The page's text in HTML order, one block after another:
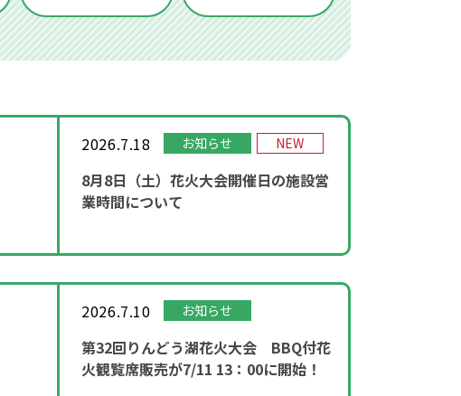
2026.7.18 お知らせ NEW
8月8日（土）花火大会開催日の施設営
業時間について
2026.7.10 お知らせ
第32回りんどう湖花火大会 BBQ付花
火観覧席販売が7/11 13：00に開始！